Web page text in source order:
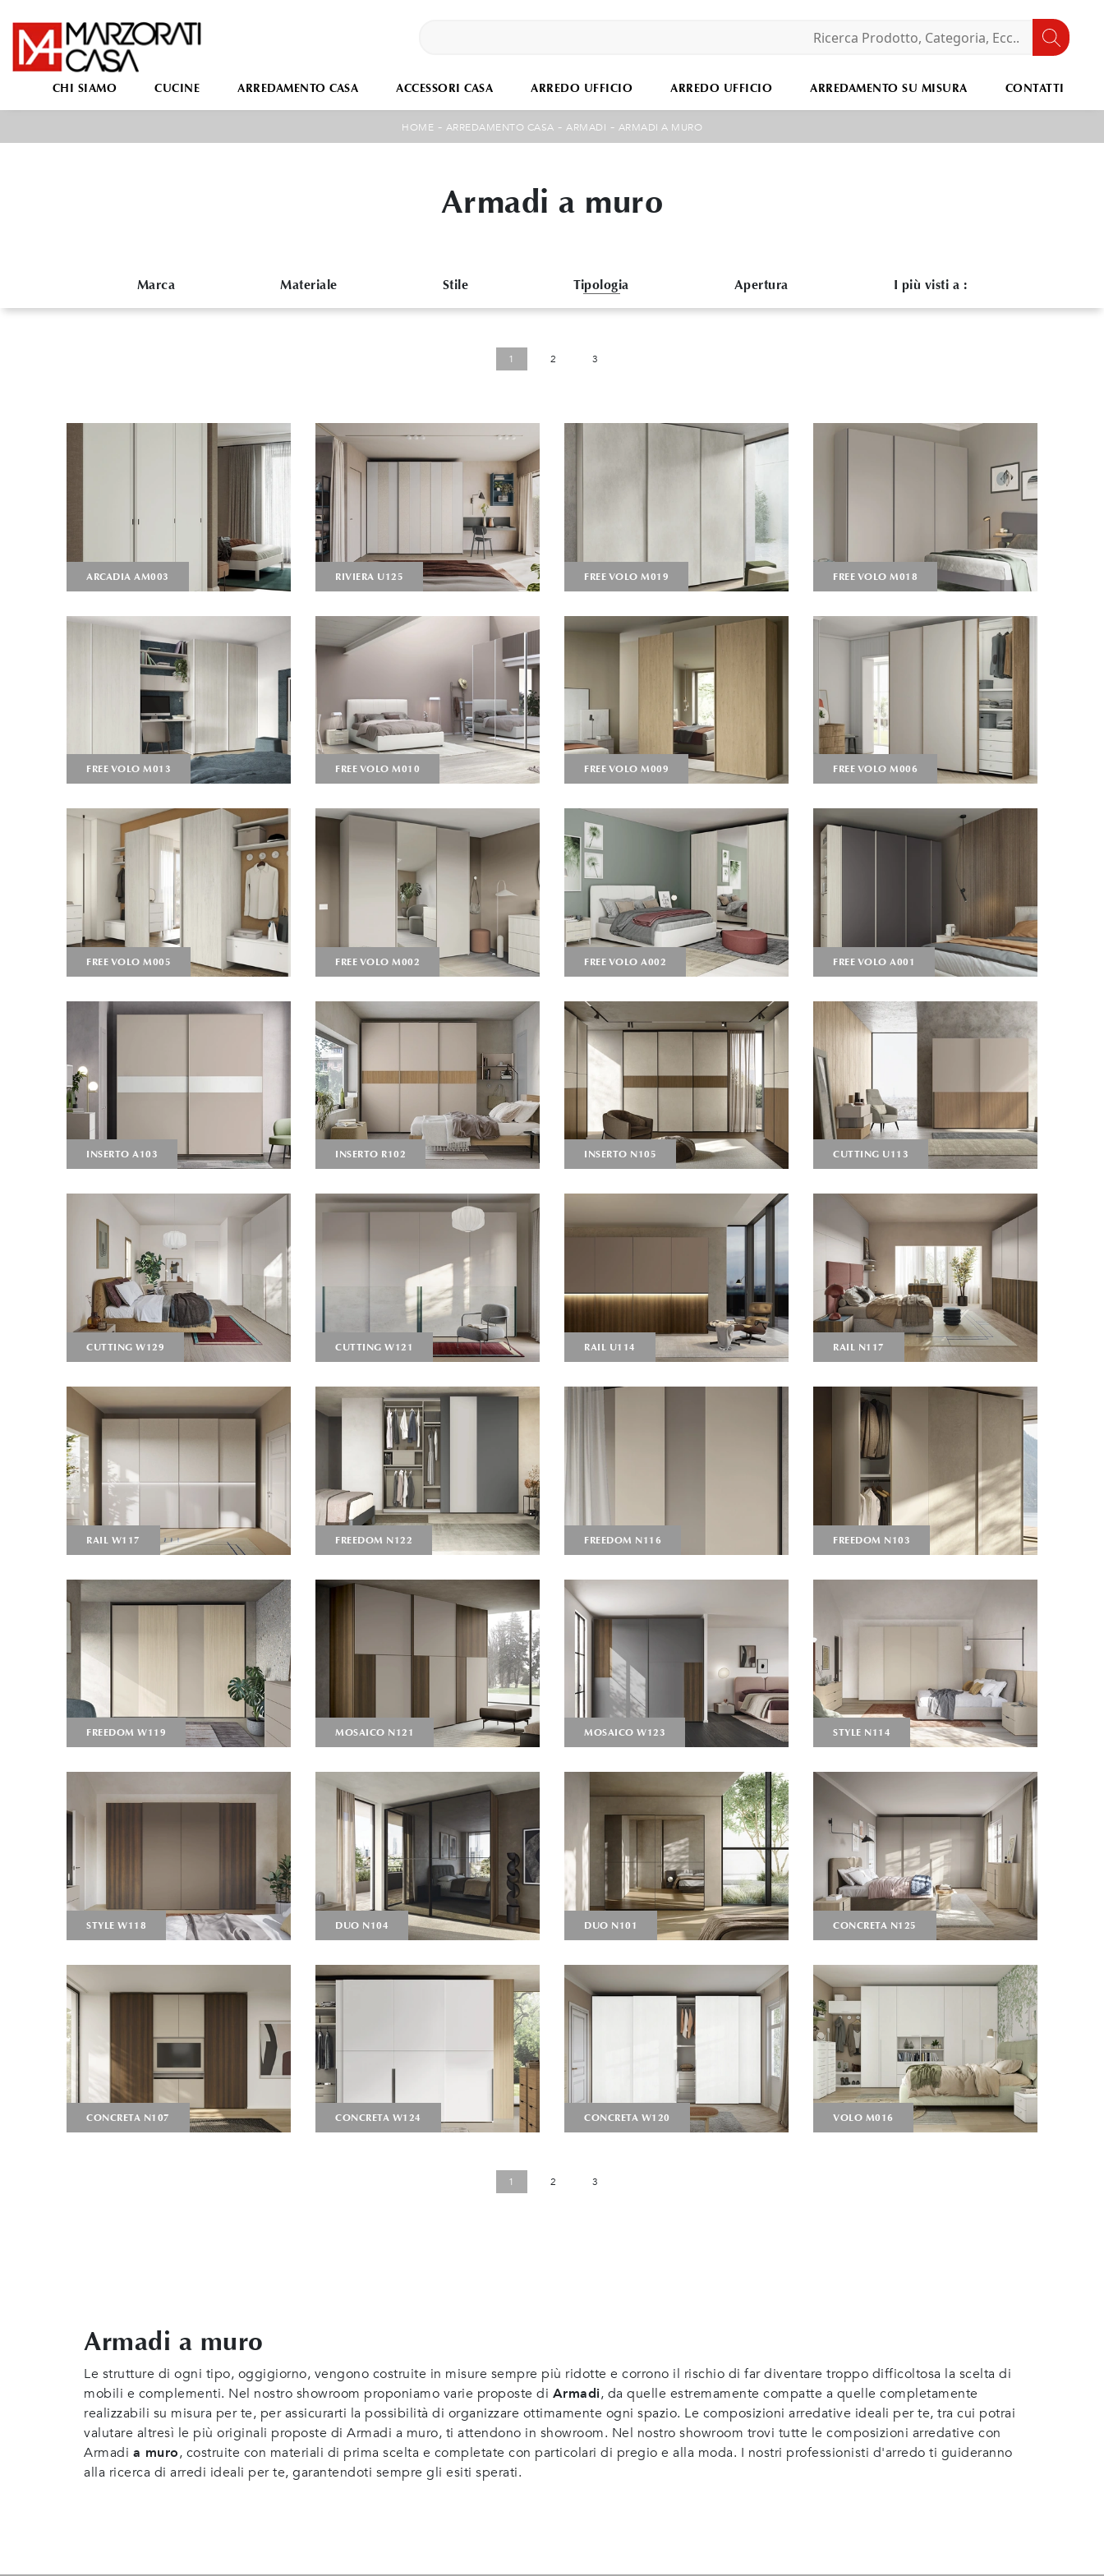
CHI SIAMO CUCINE ARREDAMENTO CASA ACCESSORI CASA ARREDO UFFICIO ARREDO UFFICIO ARREDAMENTO SU MISURA CONTATTI
HOME - ARREDAMENTO CASA - ARMADI - ARMADI A MURO
Armadi a muro
Marca Materiale Stile Tipologia Apertura I più visti a :
1 2 3
ARCADIA AM003 RIVIERA U125 FREE VOLO M019 FREE VOLO M018
FREE VOLO M013 FREE VOLO M010 FREE VOLO M009 FREE VOLO M006
FREE VOLO M005 FREE VOLO M002 FREE VOLO A002 FREE VOLO A001
INSERTO A103 INSERTO R102 INSERTO N105 CUTTING U113
CUTTING W129 CUTTING W121 RAIL U114 RAIL N117
RAIL W117 FREEDOM N122 FREEDOM N116 FREEDOM N103
FREEDOM W119 MOSAICO N121 MOSAICO W123 STYLE N114
STYLE W118 DUO N104 DUO N101 CONCRETA N125
CONCRETA N107 CONCRETA W124 CONCRETA W120 VOLO M016
1 2 3
Armadi a muro
Le strutture di ogni tipo, oggigiorno, vengono costruite in misure sempre più ridotte e corrono il rischio di far diventare troppo difficoltosa la scelta di
mobili e complementi. Nel nostro showroom proponiamo varie proposte di Armadi, da quelle estremamente compatte a quelle completamente
realizzabili su misura per te, per assicurarti la possibilità di organizzare ottimamente ogni spazio. Le composizioni arredative ideali per te, tra cui potrai
valutare altresì le più originali proposte di Armadi a muro, ti attendono in showroom. Nel nostro showroom trovi tutte le composizioni arredative con
Armadi a muro, costruite con materiali di prima scelta e completate con particolari di pregio e alla moda. I nostri professionisti d'arredo ti guideranno
alla ricerca di arredi ideali per te, garantendoti sempre gli esiti sperati.